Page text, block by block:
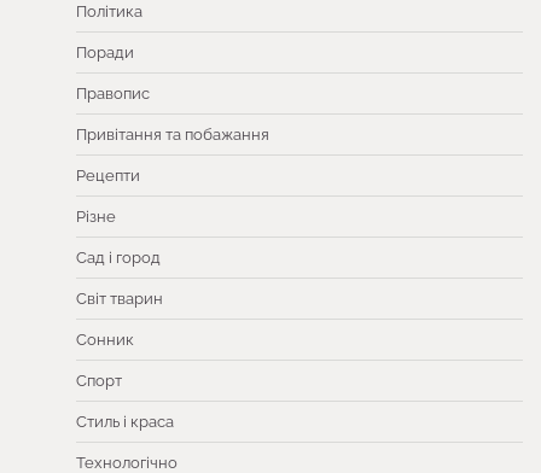
Політика
Поради
Правопис
Привітання та побажання
Рецепти
Різне
Сад і город
Світ тварин
Сонник
Спорт
Стиль і краса
Технологічно